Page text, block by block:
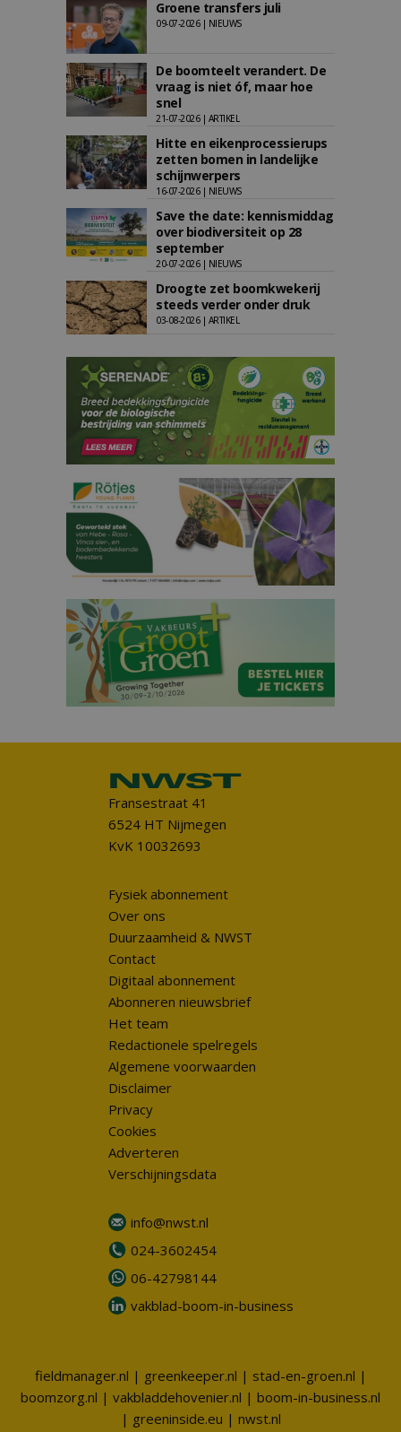
Groene transfers juli
09-07-2026 | NIEUWS
De boomteelt verandert. De
vraag is niet óf, maar hoe
snel
21-07-2026 | ARTIKEL
Hitte en eikenprocessierups
zetten bomen in landelijke
schijnwerpers
16-07-2026 | NIEUWS
Save the date: kennismiddag
over biodiversiteit op 28
september
20-07-2026 | NIEUWS
Droogte zet boomkwekerij
steeds verder onder druk
03-08-2026 | ARTIKEL
Fransestraat 41
6524 HT Nijmegen
KvK 10032693
Fysiek abonnement
Over ons
Duurzaamheid & NWST
Contact
Digitaal abonnement
Abonneren nieuwsbrief
Het team
Redactionele spelregels
Algemene voorwaarden
Disclaimer
Privacy
Cookies
Adverteren
Verschijningsdata
info@nwst.nl
024-3602454
06-42798144
vakblad-boom-in-business
fieldmanager.nl | greenkeeper.nl | stad-en-groen.nl |
boomzorg.nl | vakbladdehovenier.nl | boom-in-business.nl
| greeninside.eu | nwst.nl